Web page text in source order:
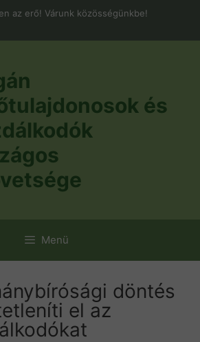
az erő! Várunk közösségünkbe!
és
Menü
döntés
el az